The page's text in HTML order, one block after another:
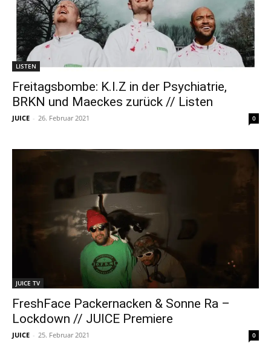
LISTEN
Freitagsbombe: K.I.Z in der Psychiatrie,
BRKN und Maeckes zurück // Listen
JUICE - 26. Februar 2021 0
JUICE TV
FreshFace Packernacken & Sonne Ra –
Lockdown // JUICE Premiere
JUICE - 25. Februar 2021 0